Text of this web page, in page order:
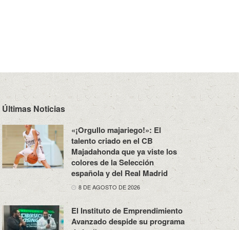
Últimas Noticias
«¡Orgullo majariego!»: El
talento criado en el CB
Majadahonda que ya viste los
colores de la Selección
española y del Real Madrid
8 DE AGOSTO DE 2026
El Instituto de Emprendimiento
Avanzado despide su programa